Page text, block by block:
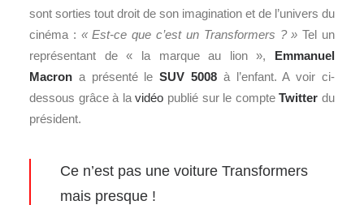
sont sorties tout droit de son imagination et de l’univers du
cinéma : « Est-ce que c’est un Transformers ? »Tel un
représentant de « la marque au lion », Emmanuel
Macron a présenté leSUV 5008 à l’enfant. A voir ci-
dessous grâce à lavidéo publié sur le compteTwitter du
président.
Ce n’est pas une voiture Transformers
mais presque !